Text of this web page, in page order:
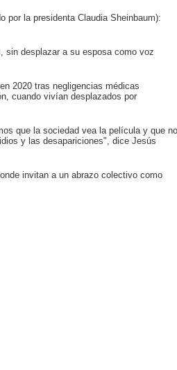
por la presidenta Claudia Sheinbaum):
sin desplazar a su esposa como voz
2020 tras negligencias médicas
cuando vivían desplazados por
que la sociedad vea la película y que no
y las desapariciones", dice Jesús
invitan a un abrazo colectivo como